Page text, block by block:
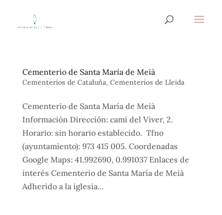
Cementerio de Santa María de Meià
Cementerios de Cataluña, Cementerios de Lleida
Cementerio de Santa María de Meià
Información Dirección: cami del Viver, 2.
Horario: sin horario establecido. Tfno
(ayuntamiento): 973 415 005. Coordenadas
Google Maps: 41.992690, 0.991037 Enlaces de
interés Cementerio de Santa María de Meià
Adherido a la iglesia...